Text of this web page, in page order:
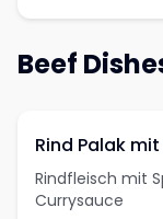
Beef
Rind Palak mit
Rindfleisch mit
Currysauce